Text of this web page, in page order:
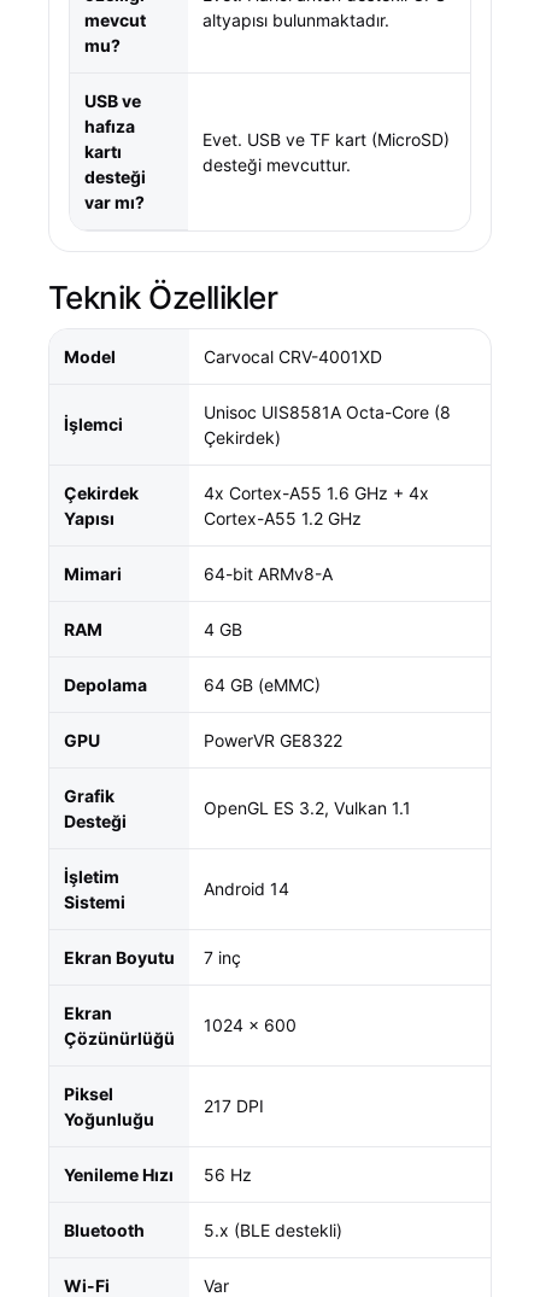
mevcut
mu?
altyapısı bulunmaktadır.
USB ve
hafıza
kartı
desteği
var mı?
Evet. USB ve TF kart (MicroSD)
desteği mevcuttur.
Teknik Özellikler
Model Carvocal CRV-4001XD
İşlemci
Unisoc UIS8581A Octa-Core (8
Çekirdek)
Çekirdek
Yapısı
4x Cortex-A55 1.6 GHz + 4x
Cortex-A55 1.2 GHz
Mimari 64-bit ARMv8-A
RAM 4 GB
Depolama 64 GB (eMMC)
GPU PowerVR GE8322
Grafik
Desteği
OpenGL ES 3.2, Vulkan 1.1
İşletim
Sistemi
Android 14
Ekran Boyutu 7 inç
Ekran
Çözünürlüğü
1024 x 600
Piksel
Yoğunluğu
217 DPI
Yenileme Hızı 56 Hz
Bluetooth 5.x (BLE destekli)
Wi-Fi Var